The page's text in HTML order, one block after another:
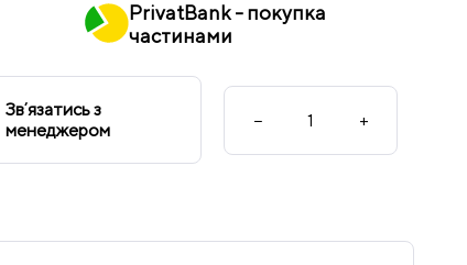
PrivatBank - покупка
частинами
Звʼязатись з
менеджером
− +